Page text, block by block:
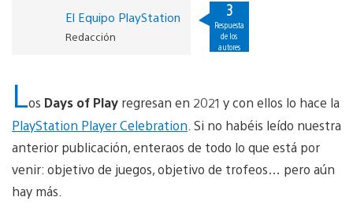
El Equipo PlayStation
Redacción
3
Respuesta
de los
autores
Los Days of Play regresan en 2021 y con ellos lo hace la
PlayStation Player Celebration . Si no habéis leído nuestra
anterior publicación, enteraos de todo lo que está por
venir: objetivo de juegos, objetivo de trofeos… pero aún
hay más.